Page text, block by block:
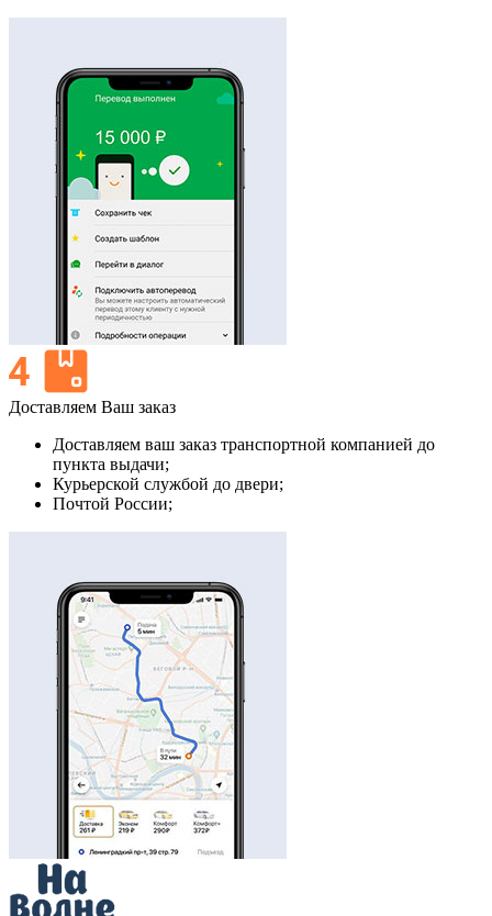
Доставляем Ваш заказ
Доставляем ваш заказ транспортной компанией до
пункта выдачи;
Курьерской службой до двери;
Почтой России;